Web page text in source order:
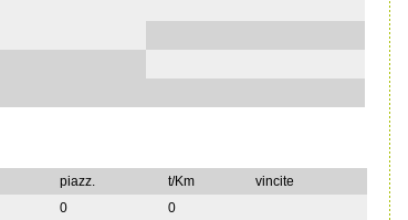
piazz. t/Km
vincite
0 0